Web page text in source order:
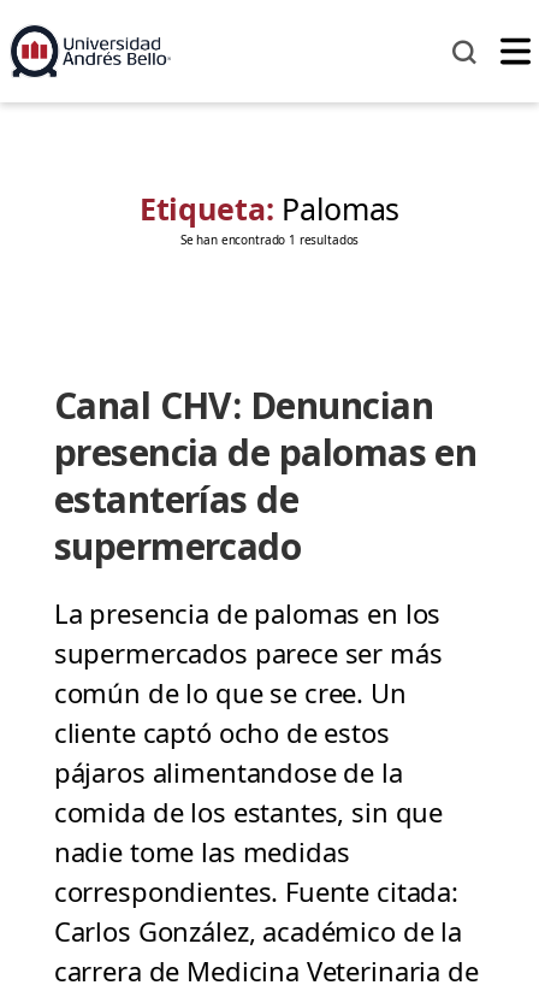
Etiqueta: Palomas
Se han encontrado 1 resultados
Canal CHV: Denuncian
presencia de palomas en
estanterías de
supermercado
La presencia de palomas en los
supermercados parece ser más
común de lo que se cree. Un
cliente captó ocho de estos
pájaros alimentandose de la
comida de los estantes, sin que
nadie tome las medidas
correspondientes. Fuente citada:
Carlos González, académico de la
carrera de Medicina Veterinaria de